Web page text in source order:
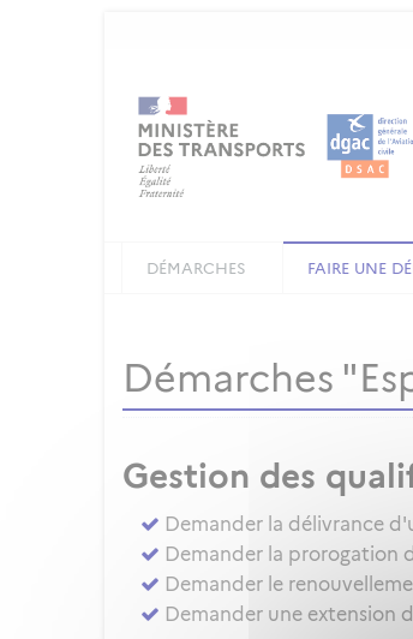
DÉMARCHES FAIRE UNE
Démarches
Gestion des
Demander la délivrance
Demander la
Demander le
Demander une extension